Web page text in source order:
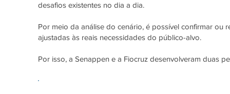
desafios existentes no dia a dia.
Por meio da análise do cenário, é possível confirmar ou
ajustadas às reais necessidades do público-alvo.
Por isso, a Senappen e a Fiocruz desenvolveram duas